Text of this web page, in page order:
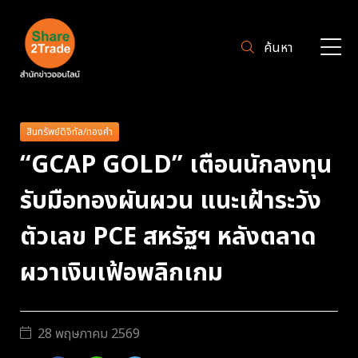
ค้นหา
สินทรัพย์ดิจิทัล/ทองคำ
“GCAP GOLD” เตือนนักลงทุน
รับมือทองผันผวน แนะเฝ้าระวัง
ตัวเลข PCE สหรัฐฯ หลังตลาด
ผวาเงินเฟ้อพลิกเกม
28 พฤษภาคม 2569